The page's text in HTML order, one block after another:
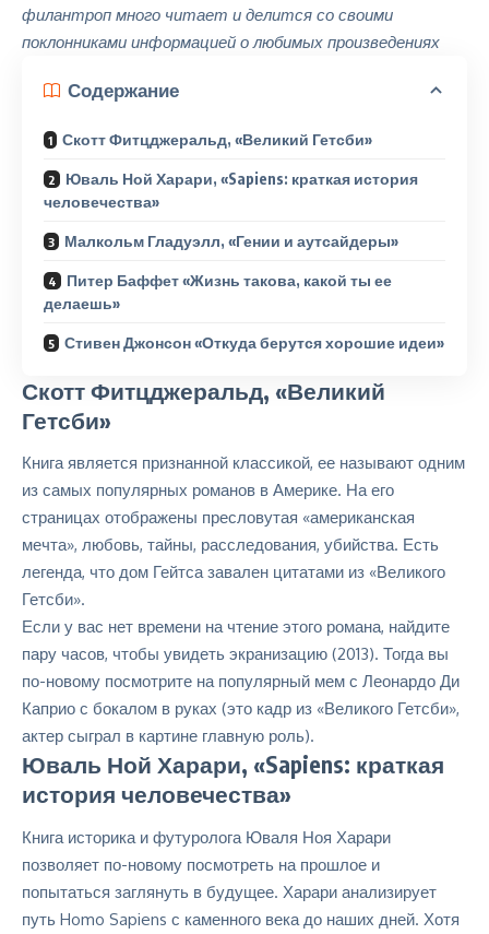
филантроп много читает и делится со своими
поклонниками информацией о любимых произведениях
Содержание
Скотт Фитцджеральд, «Великий Гетсби»
Юваль Ной Харари, «Sapiens: краткая история
человечества»
Малкольм Гладуэлл, «Гении и аутсайдеры»
Питер Баффет «Жизнь такова, какой ты ее
делаешь»
Стивен Джонсон «Откуда берутся хорошие идеи»
Скотт Фитцджеральд, «Великий
Гетсби»
Книга является признанной классикой, ее называют одним
из самых популярных романов в Америке. На его
страницах отображены пресловутая «американская
мечта», любовь, тайны, расследования, убийства. Есть
легенда, что дом Гейтса завален цитатами из «Великого
Гетсби».
Если у вас нет времени на чтение этого романа, найдите
пару часов, чтобы увидеть экранизацию (2013). Тогда вы
по-новому посмотрите на популярный мем с Леонардо Ди
Каприо с бокалом в руках (это кадр из «Великого Гетсби»,
актер сыграл в картине главную роль).
Юваль Ной Харари, «Sapiens: краткая
история человечества»
Книга историка и футуролога Юваля Ноя Харари
позволяет по-новому посмотреть на прошлое и
попытаться заглянуть в будущее. Харари анализирует
путь Homo Sapiens с каменного века до наших дней. Хотя